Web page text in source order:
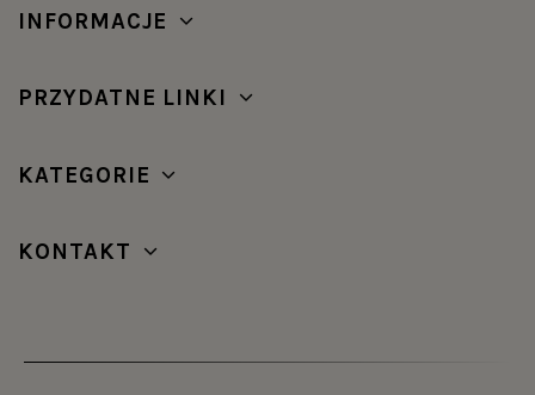
INFORMACJE
PRZYDATNE LINKI
KATEGORIE
KONTAKT